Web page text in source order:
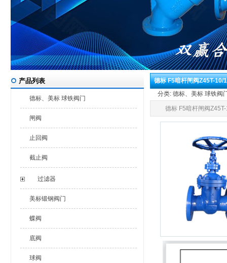
产品列表
德标、美标 球铁阀门
闸阀
止回阀
截止阀
过滤器
美标锻钢阀门
蝶阀
底阀
球阀
德标 F5暗杆闸阀Z45T-10/
分类: 德标、美标 球铁
德标 F5暗杆闸阀